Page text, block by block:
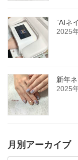
”AIネ
2025
新年
2025
月別アーカイブ
月